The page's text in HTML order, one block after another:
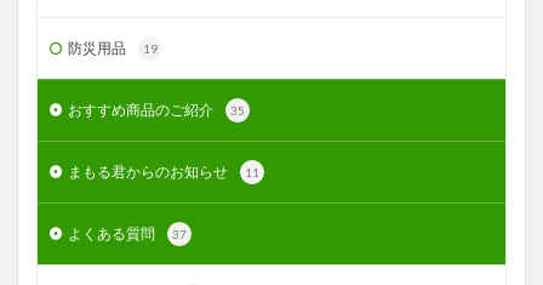
防災用品 19
おすすめ商品のご紹介 35
まもる君からのお知らせ 11
よくある質問 37